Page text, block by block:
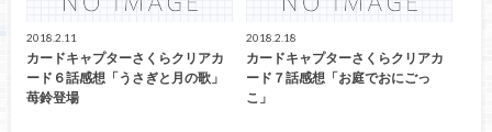
2018.2.11
カードキャプターさくらクリアカ
ード６話感想「うさぎと月の歌」
苺鈴登場
2018.2.18
カードキャプターさくらクリアカ
ード７話感想「お庭でおにごっ
こ」